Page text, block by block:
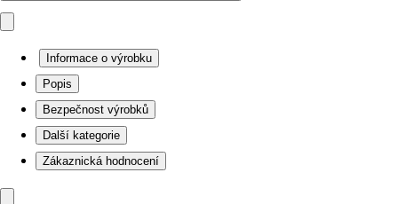
Informace o výrobku
Popis
Bezpečnost výrobků
Další kategorie
Zákaznická hodnocení